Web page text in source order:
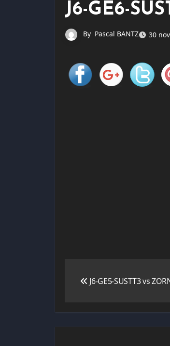
J6-GE6-
By Pascal BANTZ 30
de
J6-GE5-SUSTT3 vs